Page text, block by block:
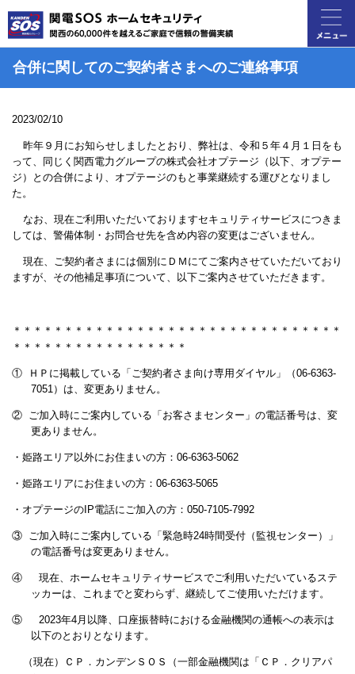
合併に関してのご契約者さまへのご連絡事項
2023/02/10
昨年９月にお知らせしましたとおり、弊社は、令和５年４月１日をも
って、同じく関西電力グループの株式会社オプテージ（以下、オプテー
ジ）との合併により、オプテージのもと事業継続する運びとなりまし
た。
なお、現在ご利用いただいておりますセキュリティサービスにつきま
しては、警備体制・お問合せ先を含め内容の変更はございません。
現在、ご契約者さまには個別にＤＭにてご案内させていただいており
ますが、その他補足事項について、以下ご案内させていただきます。
＊＊＊＊＊ ＊＊＊＊＊ ＊＊＊＊＊ ＊＊＊＊＊ ＊＊＊＊＊ ＊＊＊＊＊ ＊＊
＊＊＊ ＊＊＊＊＊ ＊＊＊＊＊ ＊＊＊＊
①
ＨＰに掲載している「ご契約者さま向け専用ダイヤル」（06-6363-
7051）は、変更ありません。
② ご加入時にご案内している「お客さまセンター」の電話番号は、変
更ありません。
・姫路エリア以外にお住まいの方：06-6363-5062
・姫路エリアにお住まいの方：06-6363-5065
・オプテージのIP電話にご加入の方：050-7105-7992
③ ご加入時にご案内している「緊急時24時間受付（監視センター）」
の電話番号は変更ありません。
④
現在、ホームセキュリティサービスでご利用いただいているステ
ッカーは、これまでと変わらず、継続してご使用いただけます。
⑤ 2023年4月以降、口座振替時における金融機関の通帳への表示は
以下のとおりとなります。
（現在）ＣＰ．カンデンＳＯＳ（一部金融機関は「ＣＰ．クリアパ